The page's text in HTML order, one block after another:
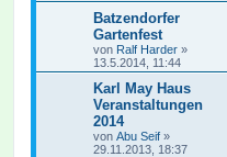
Batzendorfer
Gartenfest
von Ralf Harder »
13.5.2014, 11:44
Karl May Haus
Veranstaltungen
2014
von Abu Seif »
29.11.2013, 18:37